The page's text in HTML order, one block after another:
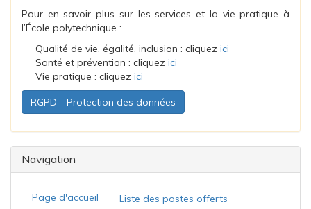
Pour en savoir plus sur les services et la vie pratique à
l’École polytechnique :
Qualité de vie, égalité, inclusion : cliquez ici
Santé et prévention : cliquez ici
Vie pratique : cliquez ici
RGPD - Protection des données
Navigation
Page d'accueil Liste des postes offerts